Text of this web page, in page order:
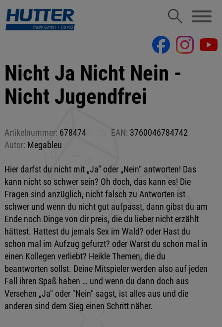
Nicht Ja Nicht Nein -
Nicht Jugendfrei
Artikelnummer: 678474 EAN: 3760046784742
Autor: Megableu
Hier darfst du nicht mit „Ja“ oder „Nein“ antworten! Das
kann nicht so schwer sein? Oh doch, das kann es! Die
Fragen sind anzüglich, nicht falsch zu Antworten ist
schwer und wenn du nicht gut aufpasst, dann gibst du am
Ende noch Dinge von dir preis, die du lieber nicht erzählt
hättest. Hattest du jemals Sex im Wald? oder Hast du
schon mal im Aufzug gefurzt? oder Warst du schon mal in
einen Kollegen verliebt? Heikle Themen, die du
beantworten sollst. Deine Mitspieler werden also auf jeden
Fall ihren Spaß haben … und wenn du dann doch aus
Versehen „Ja" oder "Nein" sagst, ist alles aus und die
anderen sind dem Sieg einen Schritt näher.